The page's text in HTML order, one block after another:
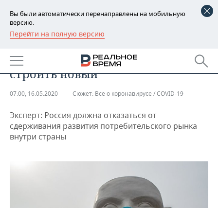
Вы были автоматически перенаправлены на мобильную
версию.
Перейти на полную версию
РЕГИОНЫ
БАШКОРТОСТАН
ТАТАРСТАН
НОВОСТИ
АНАЛИТИКА
ДЕКЛАРАЦИИ О ДОХОДАХ
НОВОСТИ ЭКОНОМИКИ
ПРОМЫШЛЕННОСТЬ
Старый мир разрушен, надо
строить новый
07:00, 16.05.2020 Сюжет: Все о коронавирусе / COVID-19
Эксперт: Россия должна отказаться от
сдерживания развития потребительского рынка
внутри страны